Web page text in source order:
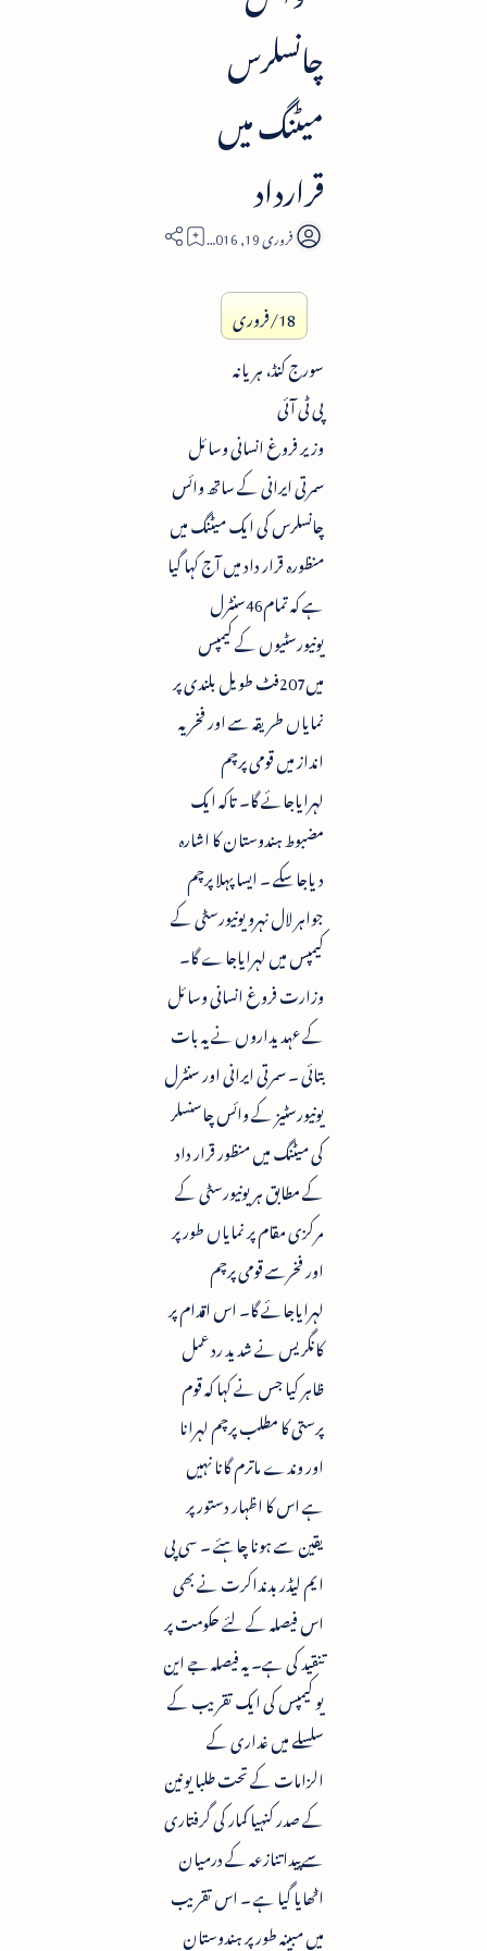
چانسلرس
میٹنگ میں
قرارداد
2
18/فروری
سورج کنڈ، ہریانہ
پی ٹی آئی
وزیر فروغ انسانی وسائل
سمرتی ایرانی کے ساتھ وائس
چانسلرس کی ایک میٹنگ میں
منظورہ قرار داد میں آج کہا گیا
ہے کہ تمام46سنٹرل
یونیورسٹیوں کے کیمپس
میں207فٹ طویل بلندی پر
نمایاں طریقہ سے اور فخریہ
انداز میں قومی پرچم
لہرایاجائے گا۔ تاکہ ایک
مضبوط ہندوستان کا اشارہ
دیاجاسکے ۔ ایسا پہلا پرچم
جواہر لال نہرو یونیورسٹی کے
کیمپس میں لہرایاجاے گا۔
وزارت فروغ انسانی وسائل
کے عہدیداروں نے یہ بات
بتائی ۔ سمرتی ایرانی اور سنٹرل
یونیورسٹیز کے وائس چاسنسلر
کی میٹنگ میں منظور قرار داد
کے مطابق ہریونیورسٹی کے
مرکزی مقام پر نمایاں طور پر
اور فخرسے قومی پرچم
لہرایاجائے گا۔ اس اقدام پر
کانگریس نے شدید رد عمل
ظاہر کیا جس نے کہا کہ قوم
پرستی کا مطلب پرچم لہرانا
اور وندے ماترم گانا نہیں
ہے اس کا اظہار دستور پر
یقین سے ہونا چاہئے ۔ سی پی
ایم لیڈر بدنداکرت نے بھی
اس فیصلہ کے لئے حکومت پر
تنقید کی ہے۔ یہ فیصلہ جے این
یو کیمپس کی ایک تقریب کے
سلسلے میں غداری کے
الزامات کے تحت طلبا یونین
کے صدر کنہیا کمار کی گرفتاری
سے پیدا تنازعہ کے درمیان
اٹھایا گیا ہے ۔ اس تقریب
میں مبینہ طور پر ہندوستان